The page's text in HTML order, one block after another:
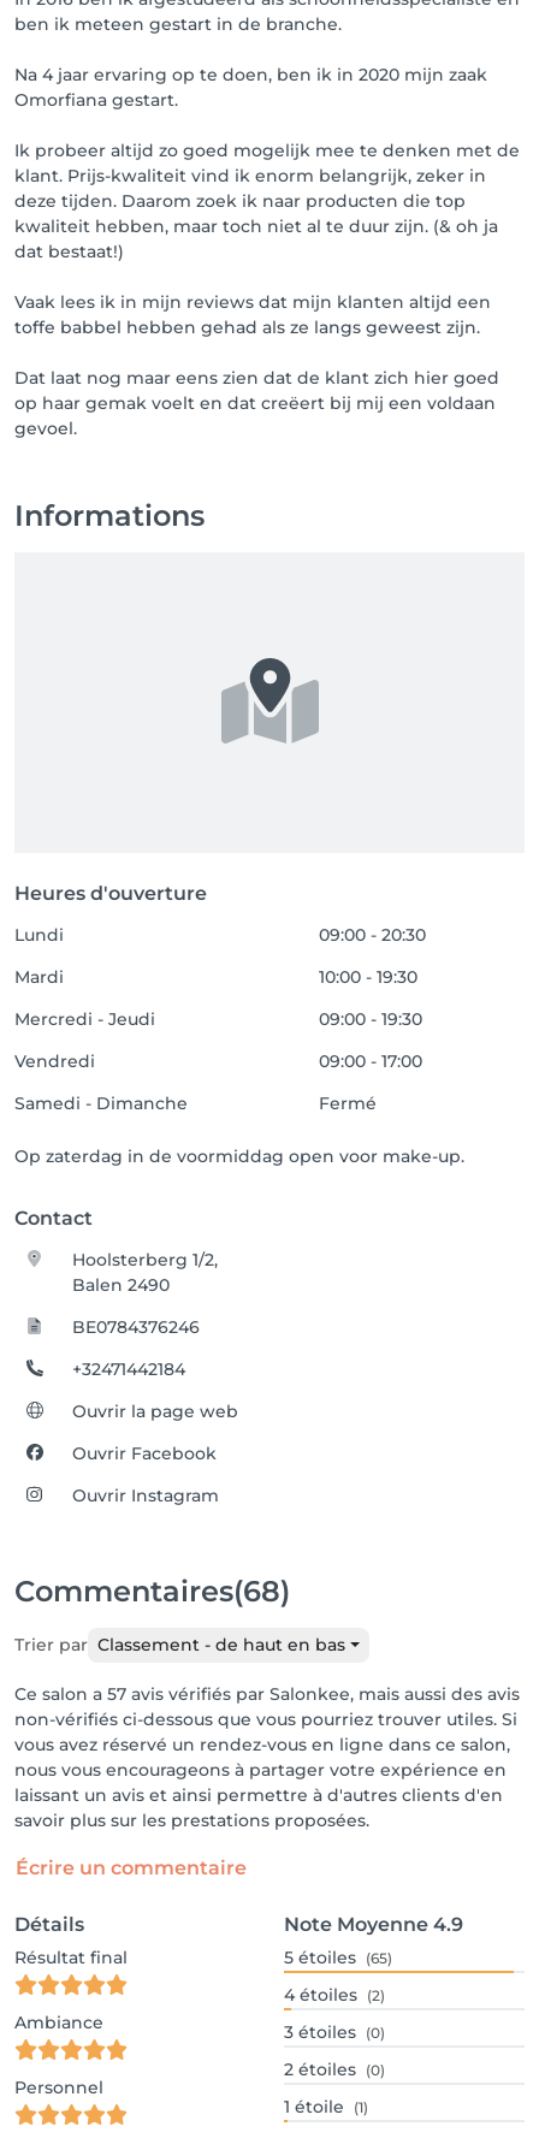
bevestigingsmail. Ook volgt er 48uur voor de
afspraak een mail ter herinnering.
Annulatiebeleid: Tot 48 uur voor de afspraak kan je
jouw boeking kosteloos annuleren. Onze tijd is
waardevol en die van jou ongetwijfeld ook. Kom je
niet opdagen? Dan zijn we genoodzaakt om de
gemiste behandeling in rekening te brengen. 50%
behandeling indien je niet komt opdagen of de dag
zelf annuleert.
HUISREGELS:
- Annuleer/verplaats je afspraak binnen de 48 uur,
anders zijn wij genoodzaakt een vergoeding aan te
je afspraak.
- Kom alleen naar je afspraak. Geen huisdieren
- Wij behouden ons het recht voor om afspraken van
nieuwe klanten te annuleren indien deze niet
binnen ons aanbod of beleid passen.
ben ik meteen gestart in de branche.
Na 4 jaar ervaring op te doen, ben ik in 2020 mijn zaak
Omorfiana gestart.
Ik probeer altijd zo goed mogelijk mee te denken met de
klant. Prijs-kwaliteit vind ik enorm belangrijk, zeker in
deze tijden. Daarom zoek ik naar producten die top
kwaliteit hebben, maar toch niet al te duur zijn. (& oh ja
dat bestaat!)
Vaak lees ik in mijn reviews dat mijn klanten altijd een
toffe babbel hebben gehad als ze langs geweest zijn.
Dat laat nog maar eens zien dat de klant zich hier goed
op haar gemak voelt en dat creëert bij mij een voldaan
gevoel.
Informations
Heures d'ouverture
Lundi
09:00 - 20:30
Mardi
10:00 - 19:30
Mercredi - Jeudi
09:00 - 19:30
Vendredi
09:00 - 17:00
Samedi - Dimanche
Fermé
Op zaterdag in de voormiddag open voor make-up.
Contact
Hoolsterberg 1/2,
Balen 2490
BE0784376246
+32471442184
Ouvrir la page web
Ouvrir Facebook
Ouvrir Instagram
Commentaires(68)
Trier par Classement - de haut en bas
Ce salon a 57 avis vérifiés par Salonkee, mais aussi des avis
non-vérifiés ci-dessous que vous pourriez trouver utiles. Si
vous avez réservé un rendez-vous en ligne dans ce salon,
nous vous encourageons à partager votre expérience en
laissant un avis et ainsi permettre à d'autres clients d'en
savoir plus sur les prestations proposées.
Écrire un commentaire
Détails
Résultat final
Ambiance
Personnel
Note Moyenne 4.9
5 étoiles (65)
4 étoiles (2)
3 étoiles (0)
2 étoiles (0)
1 étoile (1)